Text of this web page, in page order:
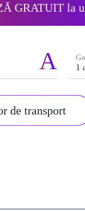
GRATUITla
1
de transport